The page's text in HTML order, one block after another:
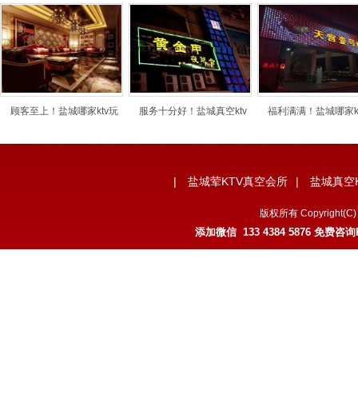
顾客至上！盐城哪家ktv玩 服务十分好！盐城真空ktv 福利满满！盐城哪家
| 盐城荤KTV真空会所 | 盐城真空
版权所有
添加微信 133 4384 5876 免费咨